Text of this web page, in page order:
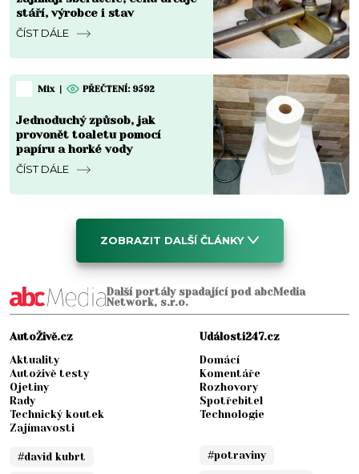
stáří, výrobce i stav
ČÍST DÁLE
Mix | PŘEČTENÍ: 9592
Jednoduchý způsob, jak
provonět toaletu pomocí
papíru a horké vody
ČÍST DÁLE
ZOBRAZIT DALŠÍ ČLÁNKY
Další portály spadající pod abcMedia
Network, s.r.o.
AutoŽivě.cz
Aktuality
Autoživě testy
Ojetiny
Rady
Technický koutek
Zajímavosti
#david kubrt
Události247.cz
Domácí
Komentáře
Rozhovory
Spotřebitel
Technologie
#potraviny